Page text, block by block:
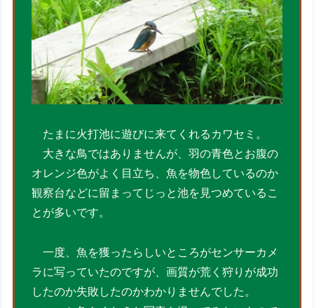
たまに火打池に遊びに来てくれるカワセミ。
大きな鳥ではありませんが、羽の青色とお腹の
オレンジ色がよく目立ち、魚を物色しているのか
観察台などに留まってじっと池を見つめているこ
とが多いです。
一度、魚を獲ったらしいところがセンサーカメ
ラに写っていたのですが、画質が荒く狩りが成功
したのか失敗したのかわかりませんでした。